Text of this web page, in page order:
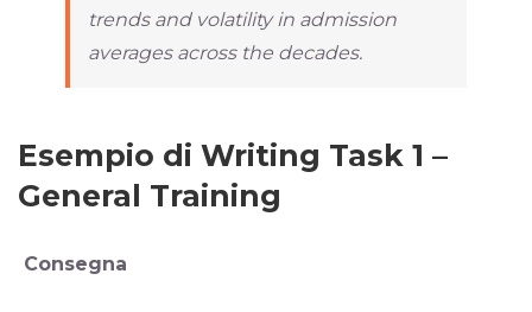
trends and volatility in admission
averages across the decades.
Esempio di Writing Task 1 –
General Training
Consegna